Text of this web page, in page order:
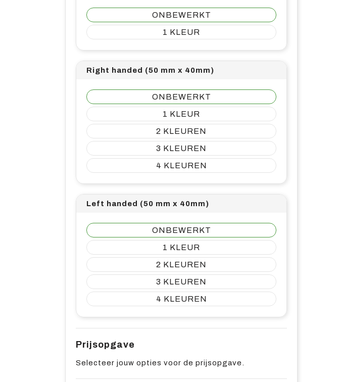
ONBEWERKT
1
Right handed (50 mm x 40mm)
ONBEWERKT
1
2
3
4
Left handed (50 mm x 40mm)
ONBEWERKT
1
2
3
4
Prijsopgave
Selecteer jouw opties voor de prijsopgave.